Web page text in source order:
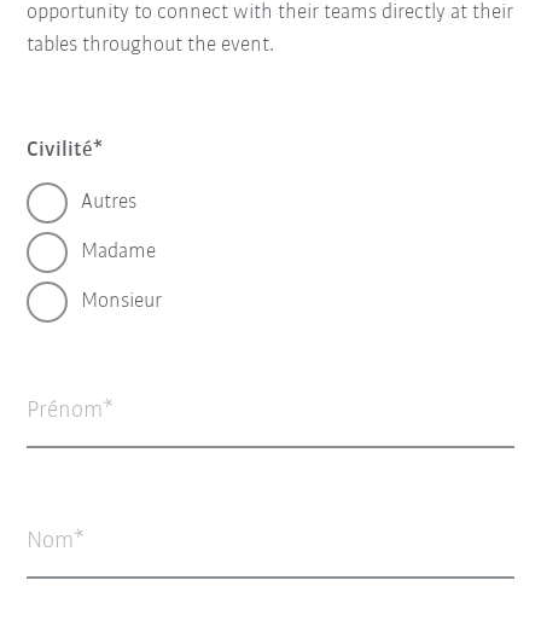
opportunity to connect with their teams directly at their
tables throughout the event.
Civilité
Autres
Madame
Monsieur
Prénom
Nom